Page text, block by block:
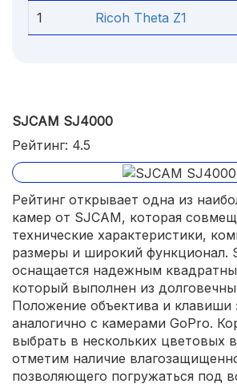
1 Ricoh Theta Z1
SJCAM SJ4000
Рейтинг: 4.5
Рейтинг открывает одна из
камер от SJCAM, которая
технические характеристики,
размеры и широкий функционал.
оснащается надежным
который выполнен из
Положение объектива и клавиши
аналогично с камерами GoPro.
выбрать в нескольких цветовых
отметим наличие
позволяющего погружаться под